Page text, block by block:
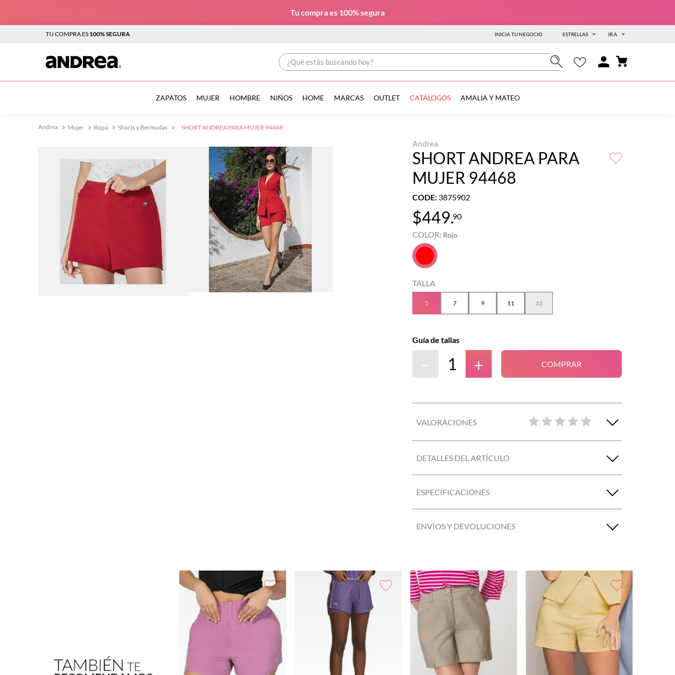
Tu compra es 100% segura
TU COMPRA ES 100% SEGURA INICIA TU NEGOCIO ESTRELLAS IR A
¿Qué estás buscando hoy?
ZAPATOS MUJER HOMBRE NIÑOS HOME MARCAS OUTLET CATÁLOGOS AMALIA Y MATEO
Mujer Ropa Shorts y Bermudas SHORT ANDREA PARA MUJER 94468
Andrea
SHORT ANDREA PARA
MUJER 94468
CODE: 3875902
$449.90
COLOR: Rojo
TALLA
5 7 9 11 13
Guía de tallas
＋
－ COMPRAR
VALORACIONES
DETALLES DEL ARTÍCULO
ESPECIFICACIONES
ENVÍOS Y DEVOLUCIONES
TÉRMINOS MÁS BUSCADOS
tenis mujer